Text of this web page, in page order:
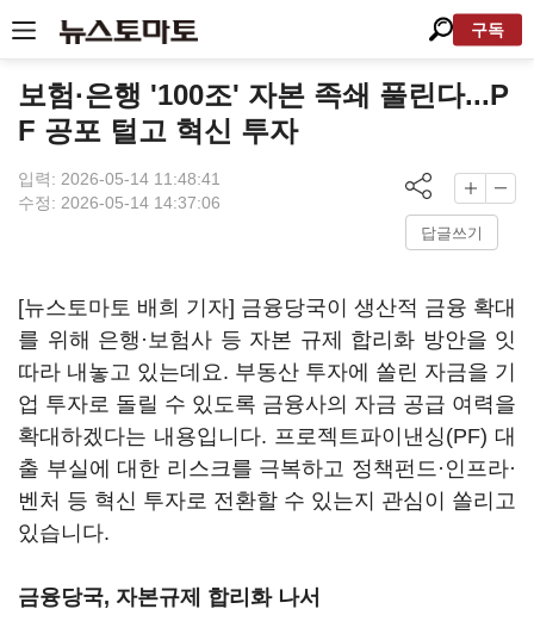
구독
보험·은행 '100조' 자본 족쇄 풀린다...P
F 공포 털고 혁신 투자
입력: 2026-05-14 11:48:41
수정: 2026-05-14 14:37:06
답글쓰기
[뉴스토마토 배희 기자] 금융당국이 생산적 금융 확대
를 위해 은행·보험사 등 자본 규제 합리화 방안을 잇
따라 내놓고 있는데요. 부동산 투자에 쏠린 자금을 기
업 투자로 돌릴 수 있도록 금융사의 자금 공급 여력을
확대하겠다는 내용입니다. 프로젝트파이낸싱(PF) 대
출 부실에 대한 리스크를 극복하고 정책펀드·인프라·
벤처 등 혁신 투자로 전환할 수 있는지 관심이 쏠리고
있습니다.
금융당국, 자본규제 합리화 나서